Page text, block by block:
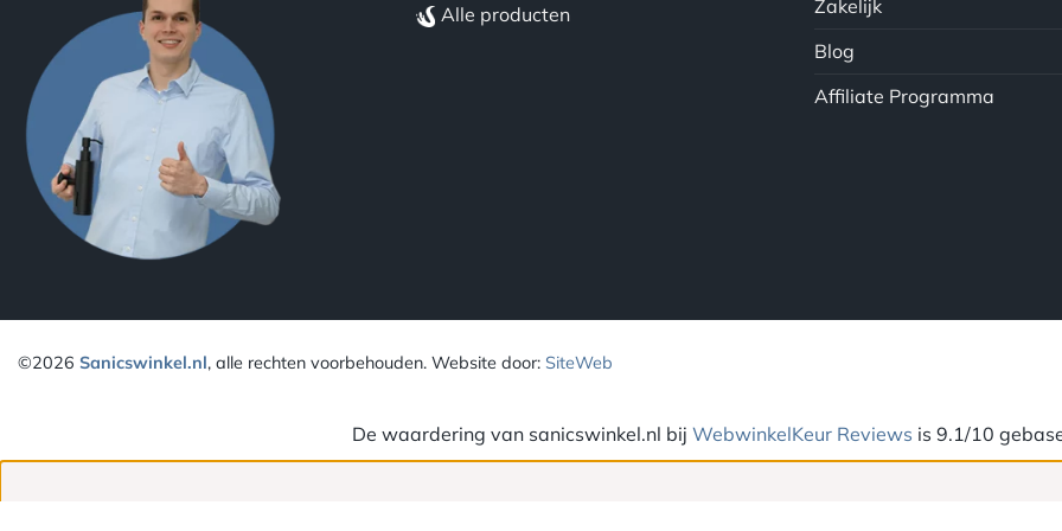
Alle producten
Zakelijk
Blog
Affiliate Programma
©2026 Sanicswinkel.nl, alle rechten voorbehouden. Website door: SiteWeb
De waardering van sanicswinkel.nl bij WebwinkelKeur Reviews is 9.1/10